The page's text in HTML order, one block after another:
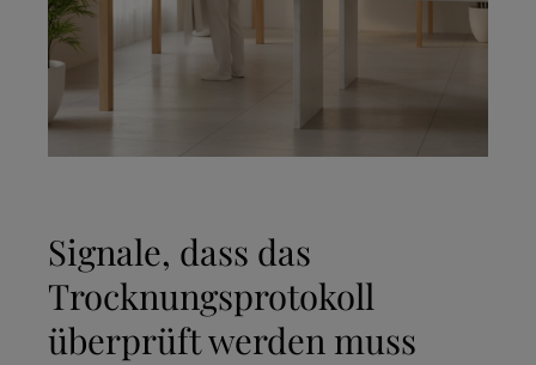
Signale, dass das
Trocknungsprotokoll
überprüft werden muss